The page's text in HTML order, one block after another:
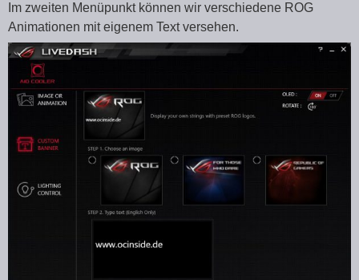
Im zweiten Menüpunkt können wir verschiedene ROG
Animationen mit eigenem Text versehen.